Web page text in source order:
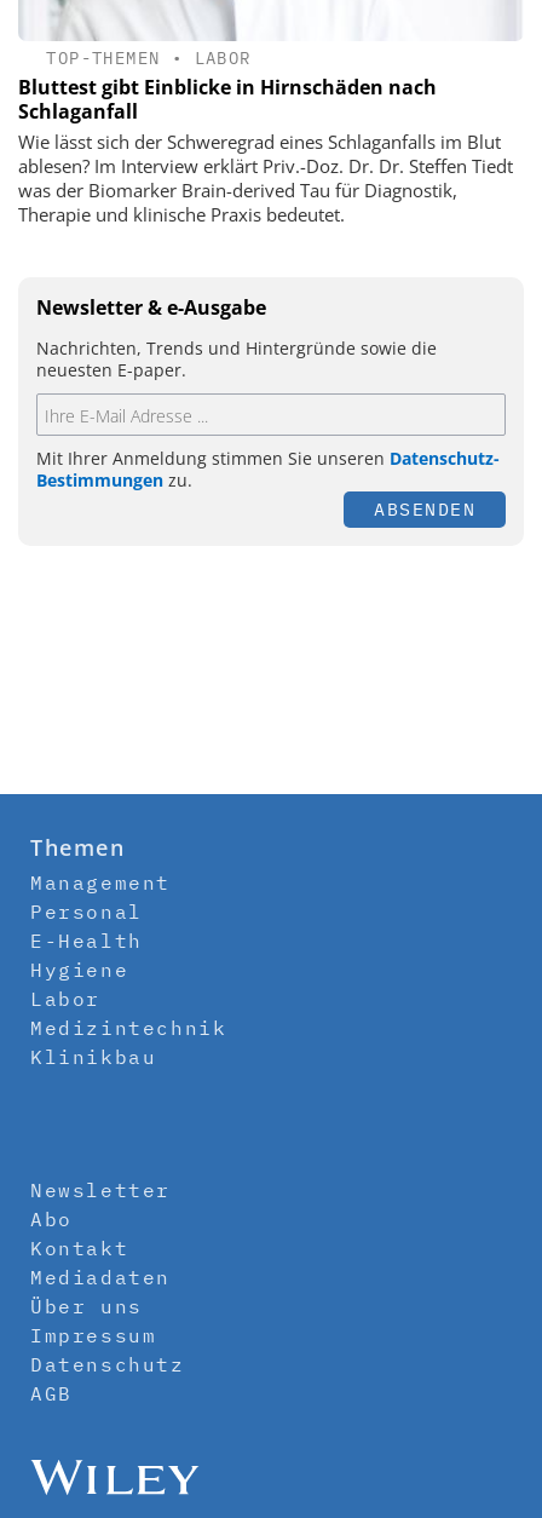
TOP-THEMEN • LABOR
Bluttest gibt Einblicke in Hirnschäden nach
Schlaganfall
Wie lässt sich der Schweregrad eines Schlaganfalls im Blut
ablesen? Im Interview erklärt Priv.-Doz. Dr. Dr. Steffen Tiedt
was der Biomarker Brain-derived Tau für Diagnostik,
Therapie und klinische Praxis bedeutet.
Newsletter & e-Ausgabe
Nachrichten, Trends und Hintergründe sowie die
neuesten E-paper.
Mit Ihrer Anmeldung stimmen Sie unseren Datenschutz-
Bestimmungen zu.
ABSENDEN
Themen
Management
Personal
E-Health
Hygiene
Labor
Medizintechnik
Klinikbau
Newsletter
Abo
Kontakt
Mediadaten
Über uns
Impressum
Datenschutz
AGB